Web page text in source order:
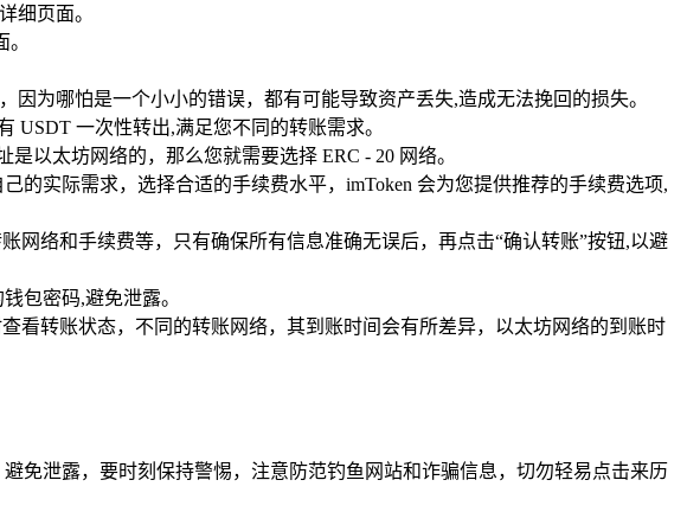
细页面。
为哪怕是一个小小的错误，都有可能导致资产丢失,造成无法挽回的损失。
USDT 一次性转出,满足您不同的转账需求。
以太坊网络的，那么您就需要选择 ERC - 20 网络。
的实际需求，选择合适的手续费水平，imToken 会为您提供推荐的手续费选项,
网络和手续费等，只有确保所有信息准确无误后，再点击“确认转账”按钮,以避
包密码,避免泄露。
看转账状态，不同的转账网络，其到账时间会有所差异，以太坊网络的到账时
免泄露，要时刻保持警惕，注意防范钓鱼网站和诈骗信息，切勿轻易点击来历